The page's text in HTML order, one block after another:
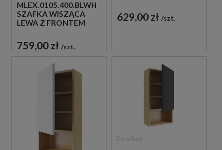
MLEX.0105.400.BLWH
SZAFKA WISZĄCA
LEWA Z FRONTEM
759,00 zł szt.
629,00 zł szt.